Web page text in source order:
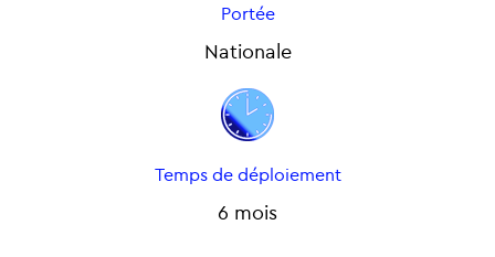
Portée
Nationale
Temps de déploiement
6 mois